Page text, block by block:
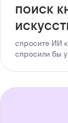
поиск
спросите ИИ
спросили бы у